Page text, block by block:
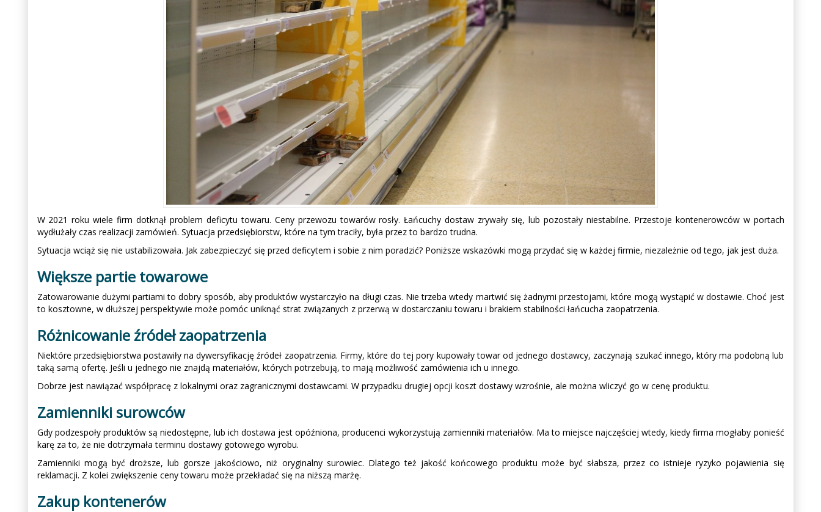
W 2021 roku wiele firm dotknął problem deficytu towaru. Ceny przewozu towarów rosły. Łańcuchy dostaw zrywały się, lub pozostały niestabilne. Przestoje kontenerowców w portach
wydłużały czas realizacji zamówień. Sytuacja przedsiębiorstw, które na tym traciły, była przez to bardzo trudna.
Sytuacja wciąż się nie ustabilizowała. Jak zabezpieczyć się przed deficytem i sobie z nim poradzić? Poniższe wskazówki mogą przydać się w każdej firmie, niezależnie od tego, jak jest duża.
Większe partie towarowe
Zatowarowanie dużymi partiami to dobry sposób, aby produktów wystarczyło na długi czas. Nie trzeba wtedy martwić się żadnymi przestojami, które mogą wystąpić w dostawie. Choć jest
to kosztowne, w dłuższej perspektywie może pomóc uniknąć strat związanych z przerwą w dostarczaniu towaru i brakiem stabilności łańcucha zaopatrzenia.
Różnicowanie źródeł zaopatrzenia
Niektóre przedsiębiorstwa postawiły na dywersyfikację źródeł zaopatrzenia. Firmy, które do tej pory kupowały towar od jednego dostawcy, zaczynają szukać innego, który ma podobną lub
taką samą ofertę. Jeśli u jednego nie znajdą materiałów, których potrzebują, to mają możliwość zamówienia ich u innego.
Dobrze jest nawiązać współpracę z lokalnymi oraz zagranicznymi dostawcami. W przypadku drugiej opcji koszt dostawy wzrośnie, ale można wliczyć go w cenę produktu.
Zamienniki surowców
Gdy podzespoły produktów są niedostępne, lub ich dostawa jest opóźniona, producenci wykorzystują zamienniki materiałów. Ma to miejsce najczęściej wtedy, kiedy firma mogłaby ponieść
karę za to, że nie dotrzymała terminu dostawy gotowego wyrobu.
Zamienniki mogą być droższe, lub gorsze jakościowo, niż oryginalny surowiec. Dlatego też jakość końcowego produktu może być słabsza, przez co istnieje ryzyko pojawienia się
reklamacji. Z kolei zwiększenie ceny towaru może przekładać się na niższą marżę.
Zakup kontenerów